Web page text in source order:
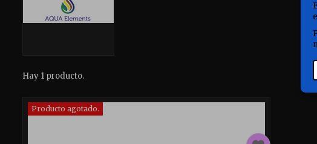
Hay 1 producto.
Producto agotado.